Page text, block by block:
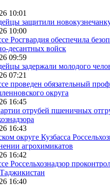
10:01
защитили
10:00
Росгвардия обеспечила
десантных войск
09:59
задержали молодого
07:21
проведен обязательный
округа
16:45
отрубей пшеничных
16:43
округе Кузбасса
агрохимикатов
16:42
Россельхознадзор
16:40